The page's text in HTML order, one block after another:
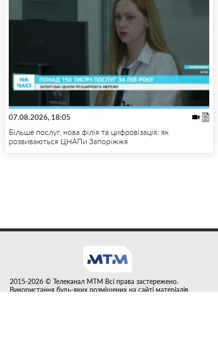
07.08.2026, 18:05
Більше послуг, нова філія та цифровізація: як
розвиваються ЦНАПи Запоріжжя
2015-2026 © Телеканал MTM Всі права застережено.
Використання будь-яких розміщених на сайті матеріалів